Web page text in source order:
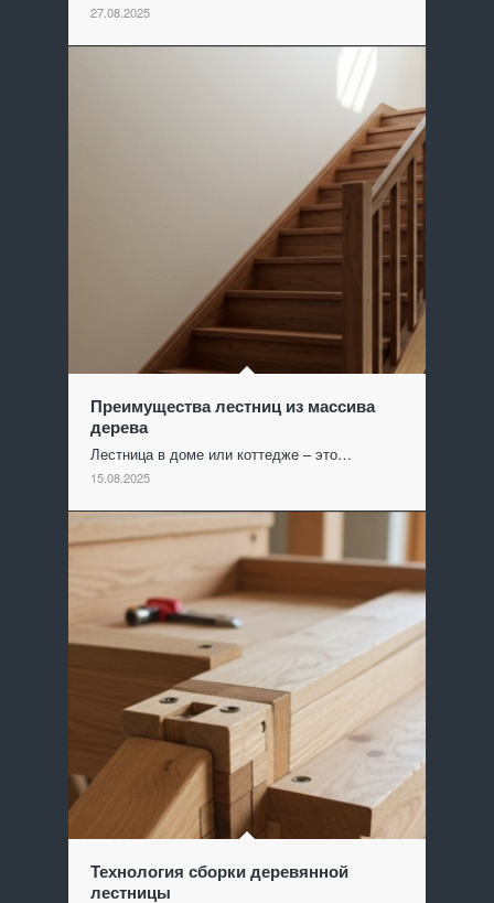
27.08.2025
Преимущества лестниц из массива
дерева
Лестница в доме или коттедже – это…
15.08.2025
Технология сборки деревянной
лестницы